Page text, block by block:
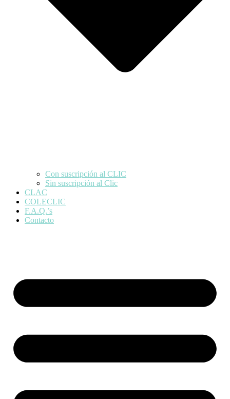
Con suscripción al CLIC
Sin suscripción al Clic
CLAC
COLECLIC
F.A.Q.’s
Contacto